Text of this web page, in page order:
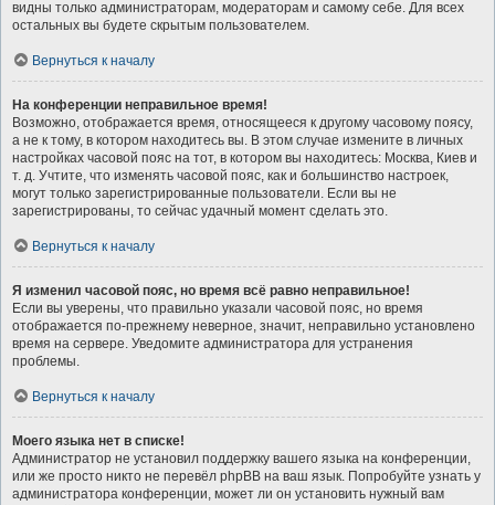
видны только администраторам, модераторам и самому себе. Для всех
остальных вы будете скрытым пользователем.
Вернуться к началу
На конференции неправильное время!
Возможно, отображается время, относящееся к другому часовому поясу,
а не к тому, в котором находитесь вы. В этом случае измените в личных
настройках часовой пояс на тот, в котором вы находитесь: Москва, Киев и
т. д. Учтите, что изменять часовой пояс, как и большинство настроек,
могут только зарегистрированные пользователи. Если вы не
зарегистрированы, то сейчас удачный момент сделать это.
Вернуться к началу
Я изменил часовой пояс, но время всё равно неправильное!
Если вы уверены, что правильно указали часовой пояс, но время
отображается по-прежнему неверное, значит, неправильно установлено
время на сервере. Уведомите администратора для устранения
проблемы.
Вернуться к началу
Моего языка нет в списке!
Администратор не установил поддержку вашего языка на конференции,
или же просто никто не перевёл phpBB на ваш язык. Попробуйте узнать у
администратора конференции, может ли он установить нужный вам